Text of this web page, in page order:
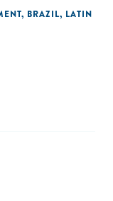
e
e mensuração de
, BRAZIL, LATIN